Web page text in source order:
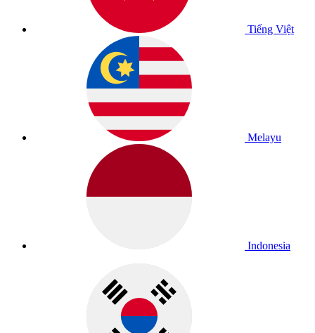
Tiếng Việt
Melayu
Indonesia